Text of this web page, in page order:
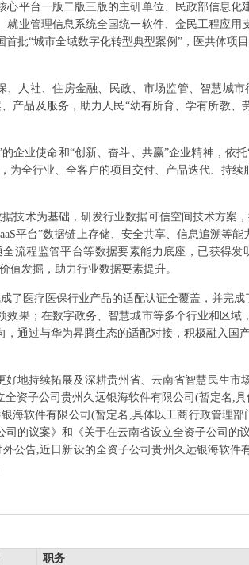
平台一版二版三版的主研单位、民政部信息
业管理信息系统全国统一软件、金民工程应
批“城市全域数字化转型典型案例”，医共体项
、人社、住房金融、民政、市场监管、智慧城
产品及服务，助力人民“幼有所育、学有所教
企业使命和“创新、奋斗、共赢”企业精神，依
为全行业、全客户的项目交付、产品迭代、持
技术为基础，研发行业数据可信空间技术方案
平台”数据链上存储、安全共享、信息追溯等
流程监管平台等数据要素能力底座，已获得
值发掘，助力行业数据要素提升。
了医疗医保行业产品的适配认证全覆盖，并完
果；在数字政务、智慧城市等多个行业和区域
通过与华为昇腾生态的适配对接，积极融入国
好地持续拓展及深耕贵州省、云南省智慧民生
资子公司贵州久远银海软件有限公司(暂定名,
海软件有限公司(暂定名,具体以工商行政管理
的议案》和《关于在云南省设立全资子公司的
公告,近日新设的全资子公司贵州久远银海软
职务